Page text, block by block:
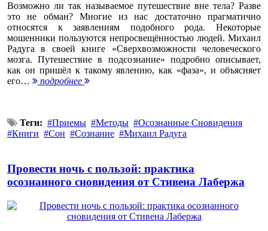
Возможно ли так называемое путешествие вне тела? Разве
это не обман? Многие из нас достаточно прагматично
относятся к заявлениям подобного рода. Некоторые
мошенники пользуются непросвещённостью людей. Михаил
Радуга в своей книге «Сверхвозможности человеческого
мозга. Путешествие в подсознание» подробно описывает,
как он пришёл к такому явлению, как «фаза», и объясняет
его…
подробнее
Теги: Приемы Методы
Осознанные Сновидения
Книги
Сон Сознание Михаил Радуга
Провести ночь с пользой: практика
осознанного сновидения от Стивена Лабержа